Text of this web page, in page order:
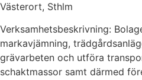
Västerort, Sthlm
Verksamhetsbeskrivning:
markavjämning,
grävarbeten och utföra
schaktmassor samt därmed